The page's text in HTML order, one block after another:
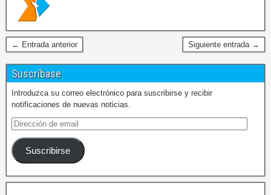
← Entrada anterior Siguiente entrada →
Suscríbase
Introduzca su correo electrónico para suscribirse y recibir
notificaciones de nuevas noticias.
Suscribirse